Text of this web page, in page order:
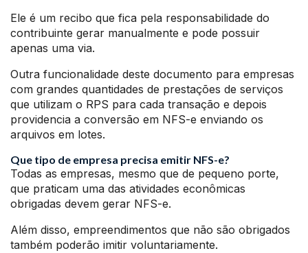
Ele é um recibo que fica pela responsabilidade do
contribuinte gerar manualmente e pode possuir
apenas uma via.
Outra funcionalidade deste documento para empresas
com grandes quantidades de prestações de serviços
que utilizam o RPS para cada transação e depois
providencia a conversão em NFS-e enviando os
arquivos em lotes.
Que tipo de empresa precisa emitir NFS-e?
Todas as empresas, mesmo que de pequeno porte,
que praticam uma das atividades econômicas
obrigadas devem gerar NFS-e.
Além disso, empreendimentos que não são obrigados
também poderão imitir voluntariamente.